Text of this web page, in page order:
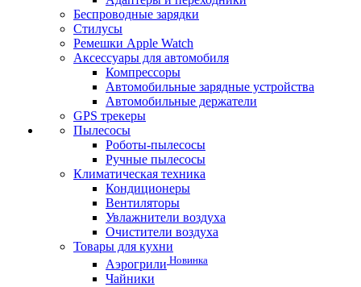
Беспроводные зарядки
Стилусы
Ремешки Apple Watch
Аксессуары для автомобиля
Компрессоры
Автомобильные зарядные устройства
Автомобильные держатели
GPS трекеры
Пылесосы
Роботы-пылесосы
Ручные пылесосы
Климатическая техника
Кондиционеры
Вентиляторы
Увлажнители воздуха
Очистители воздуха
Товары для кухни
Аэрогрили Новинка
Чайники